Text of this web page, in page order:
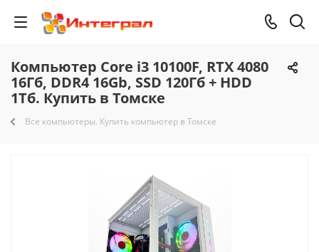
Компьютер Core i3 10100F, RTX 4080
16Гб, DDR4 16Gb, SSD 120Гб + HDD
1Тб. Купить в Томске
Все компьютеры. Купить компьютер в Томске